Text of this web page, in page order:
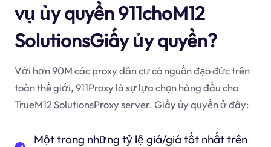
vụ ủy quyền 911choM12
SolutionsGiấy ủy quyền?
Với hơn 90M các proxy dân cư có nguồn đạo đức trên
toàn thế giới, 911Proxy là sự lựa chọn hàng đầu cho
TrueM12 SolutionsProxy server. Giấy ủy quyền ở đây:
Một trong những tỷ lệ giá/giá tốt nhất trên